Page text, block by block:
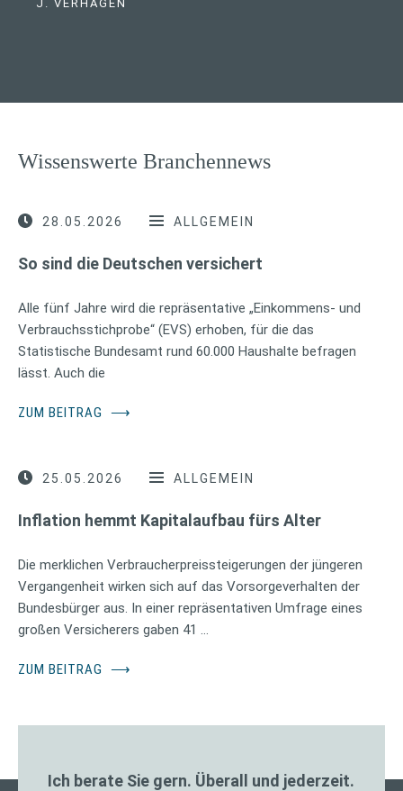
J. VERHAGEN
Wissenswerte Branchennews
28.05.2026 ALLGEMEIN
So sind die Deutschen versichert
Alle fünf Jahre wird die repräsentative „Einkommens- und
Verbrauchsstichprobe“ (EVS) erhoben, für die das
Statistische Bundesamt rund 60.000 Haushalte befragen
lässt. Auch die
ZUM BEITRAG ⟶
25.05.2026 ALLGEMEIN
Inflation hemmt Kapitalaufbau fürs Alter
Die merklichen Verbraucherpreissteigerungen der jüngeren
Vergangenheit wirken sich auf das Vorsorgeverhalten der
Bundesbürger aus. In einer repräsentativen Umfrage eines
großen Versicherers gaben 41 …
ZUM BEITRAG ⟶
Ich berate Sie gern. Überall und jederzeit.